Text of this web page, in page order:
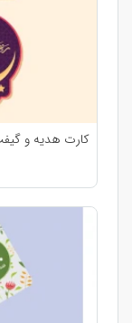
کارت هدیه و